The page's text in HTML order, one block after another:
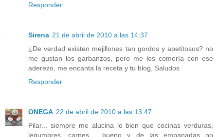
Responder
Sirena 21 de abril de 2010 a las 14:37
¿De verdad existen mejillones tan gordos y apetitosos? no
me gustan los garbanzos, pero me los comería con ese
aderezo, me encanta la receta y tu blog, Saludos
Responder
ONEGA 22 de abril de 2010 a las 13:47
Pilar... siempre me alucina lo bien que cocinas verduras,
legumbres, carnes.... bueno y de las empanadas no